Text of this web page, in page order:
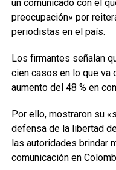
un comunicado con el
preocupación» por
periodistas en el país.
Los firmantes señalan
cien casos en lo que va
aumento del 48 % en
Por ello, mostraron su
defensa de la libertad
las autoridades brindar
comunicación en